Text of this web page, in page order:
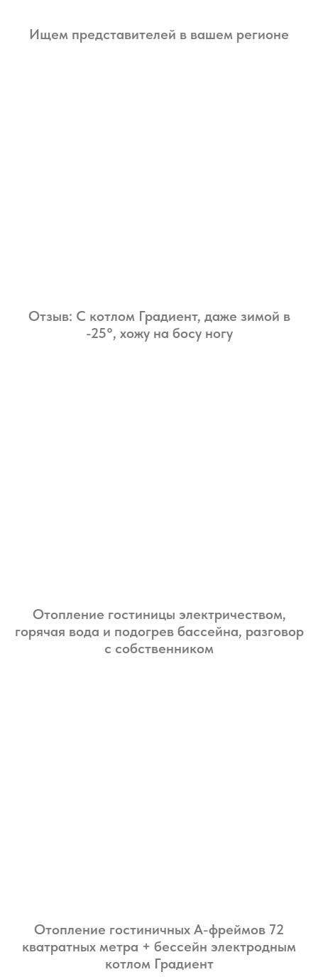
Ищем представителей в вашем регионе
Отзыв: С котлом Градиент, даже зимой в
-25°, хожу на босу ногу
Отопление гостиницы электричеством,
горячая вода и подогрев бассейна, разговор
с собственником
Отопление гостиничных А-фреймов 72
кватратных метра + бессейн электродным
котлом Градиент